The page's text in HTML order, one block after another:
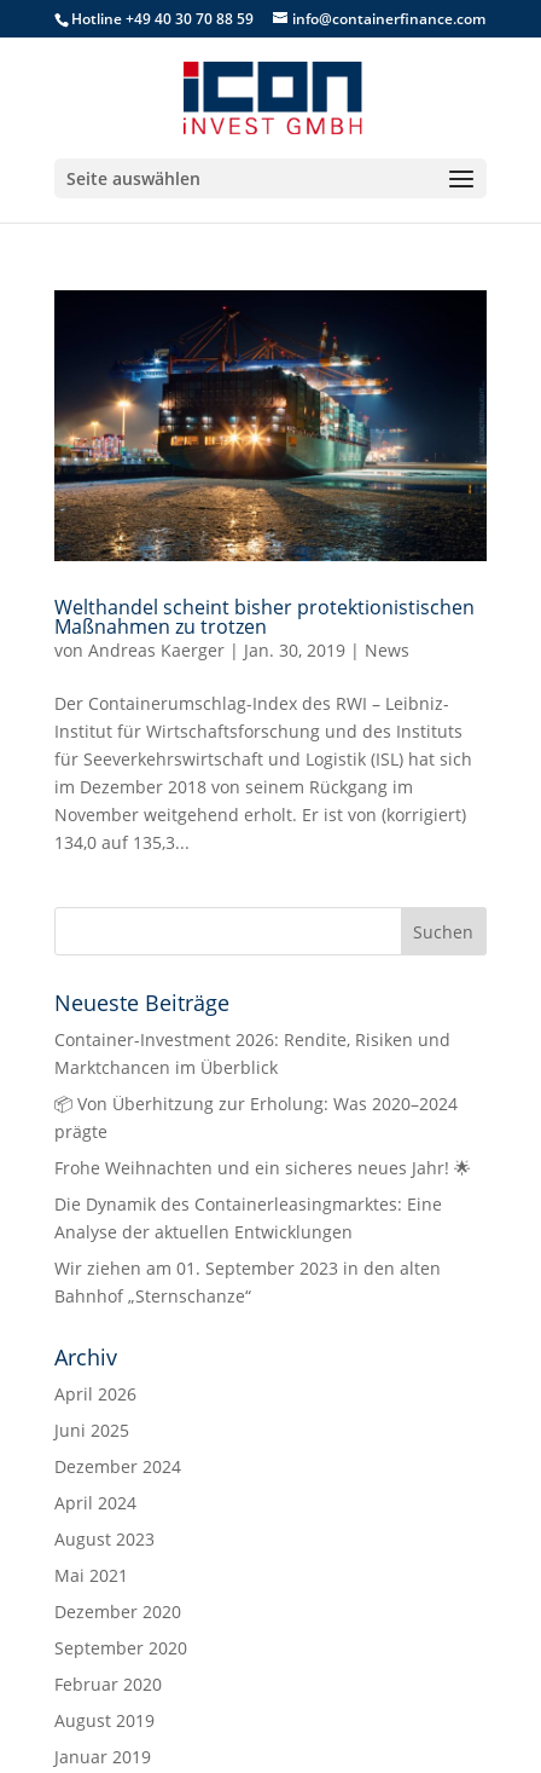
Hotline +49 40 30 70 88 59 info@containerfinance.com
Seite auswählen
Welthandel scheint bisher protektionistischen
Maßnahmen zu trotzen
von Andreas Kaerger| Jan. 30, 2019| News
Der Containerumschlag-Index des RWI – Leibniz-
Institut für Wirtschaftsforschung und des Instituts
für Seeverkehrswirtschaft und Logistik (ISL) hat sich
im Dezember 2018 von seinem Rückgang im
November weitgehend erholt. Er ist von (korrigiert)
134,0 auf 135,3...
Neueste Beiträge
Container-Investment 2026: Rendite, Risiken und
Marktchancen im Überblick
📦 Von Überhitzung zur Erholung: Was 2020–2024
prägte
Frohe Weihnachten und ein sicheres neues Jahr! 🌟
Die Dynamik des Containerleasingmarktes: Eine
Analyse der aktuellen Entwicklungen
Wir ziehen am 01. September 2023 in den alten
Bahnhof „Sternschanze“
Archiv
April 2026
Juni 2025
Dezember 2024
April 2024
August 2023
Mai 2021
Dezember 2020
September 2020
Februar 2020
August 2019
Januar 2019